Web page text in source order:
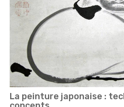
La peinture japonaise :